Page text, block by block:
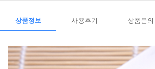
상품정보 사용후기 상품문의